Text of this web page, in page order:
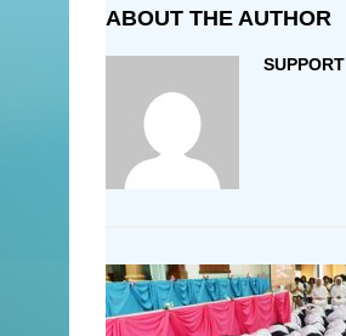
ABOUT THE AUTHOR
SUPPORT